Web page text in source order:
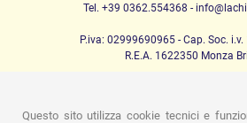
Tel. +39 0362.554368 -
P.iva: 02999690965 - Cap. Soc.
R.E.A. 1622350 Monza
Questo sito utilizza cookie tecnici e